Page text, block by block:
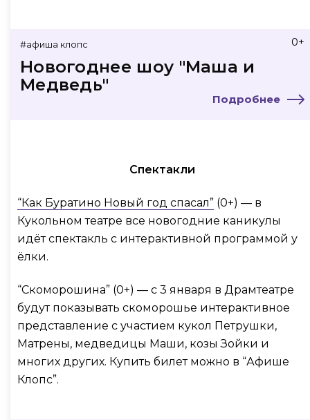
0+
#афиша клопс
Подробнее
Новогоднее шоу "Маша и
Медведь"
Спектакли
“Как Буратино Новый год спасал” (0+) — в
Кукольном театре все новогодние каникулы
идёт спектакль с интерактивной программой у
ёлки.
“Скоморошина” (0+) — с 3 января в Драмтеатре
будут показывать скоморошье интерактивное
представление с участием кукол Петрушки,
Матрены, медведицы Маши, козы Зойки и
многих других. Купить билет можно в “Афише
Клопс”.